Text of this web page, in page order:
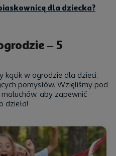
dla dziecka?
– 5
kącik w ogrodzie dla dzieci,
pomysłów. Wzięliśmy pod
aby zapewnić
dzieła!